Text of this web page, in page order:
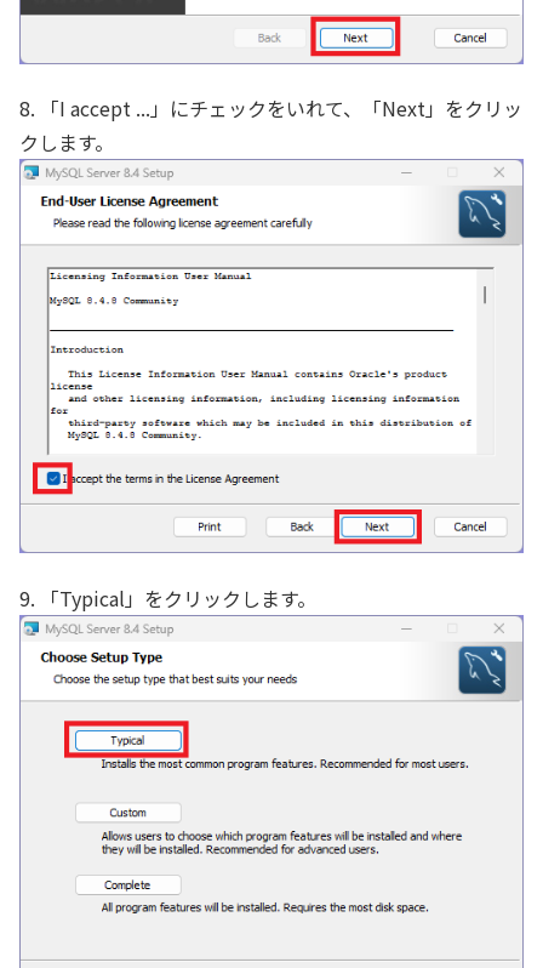
8. 「I accept ...」にチェックをいれて、「Next」をクリッ
クします。
9. 「Typical」をクリックします。